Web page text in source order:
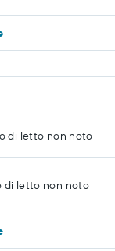
di letto non noto
di letto non noto